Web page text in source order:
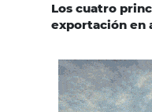
Los cuatro
exportación en